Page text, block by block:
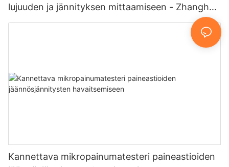
lujuuden ja jännityksen mittaamiseen - Zhanghua
Dryer
Kannettava mikropainumatesteri paineastioiden